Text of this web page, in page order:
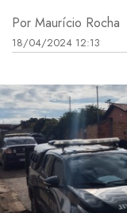
Por Maurício Rocha
18/04/2024 12:13